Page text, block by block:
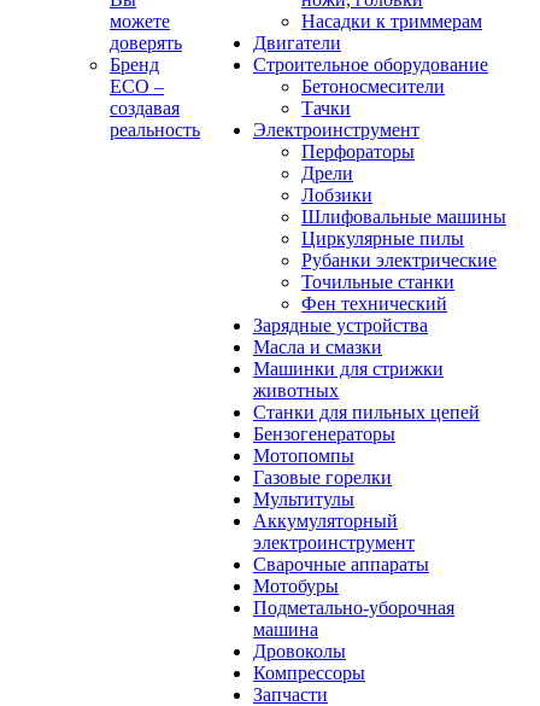
можете
доверять
Бренд
ECO –
создавая
реальность
Насадки к триммерам
Двигатели
Строительное оборудование
Бетоносмесители
Тачки
Электроинструмент
Перфораторы
Дрели
Лобзики
Шлифовальные машины
Циркулярные пилы
Рубанки электрические
Точильные станки
Фен технический
Зарядные устройства
Масла и смазки
Машинки для стрижки
животных
Станки для пильных цепей
Бензогенераторы
Мотопомпы
Газовые горелки
Мультитулы
Аккумуляторный
электроинструмент
Сварочные аппараты
Мотобуры
Подметально-уборочная
машина
Дровоколы
Компрессоры
Запчасти